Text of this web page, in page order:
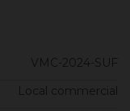
VMC-2024-SUF
Local commercial